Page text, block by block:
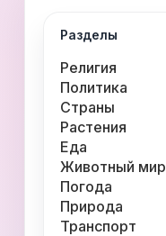
Разделы
Религия
Политика
Страны
Растения
Еда
Животный мир
Погода
Природа
Транспорт